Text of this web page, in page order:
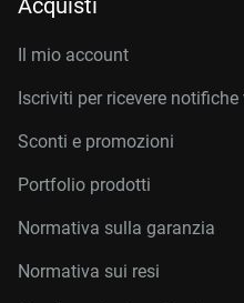
Acquisti
Il mio account
Iscriviti per ricevere notifiche
Sconti e promozioni
Portfolio prodotti
Normativa sulla garanzia
Normativa sui resi